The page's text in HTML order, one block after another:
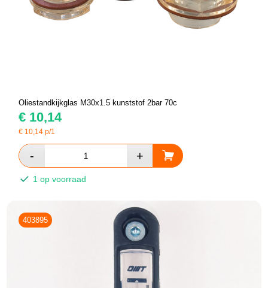
Oliestandkijkglas M30x1.5 kunststof 2bar 70c
€ 10,14
€ 10,14 p/1
1 op voorraad
403895